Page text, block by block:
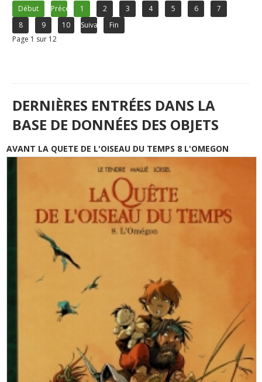
Début Précédent1 2 3 4 5 6
7
8
9 10 Suivant
Fin
Page 1 sur 12
DERNIÈRES ENTRÉES DANS LA
BASE DE DONNÉES DES OBJETS
AVANT LA QUETE DE L'OISEAU DU TEMPS 8 L'OMEGON